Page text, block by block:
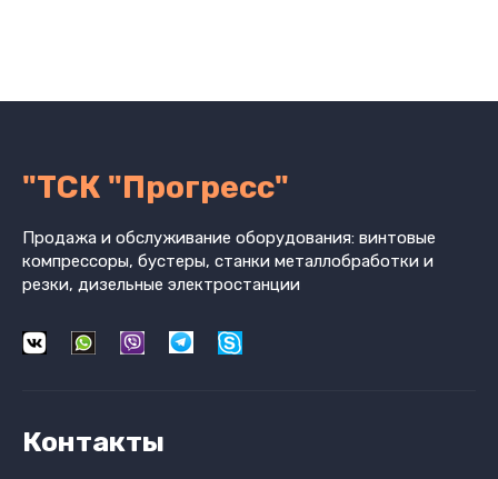
"ТСК "Прогресс"
Продажа и обслуживание оборудования: винтовые
компрессоры, бустеры, станки металлобработки и
резки, дизельные электростанции
Контакты